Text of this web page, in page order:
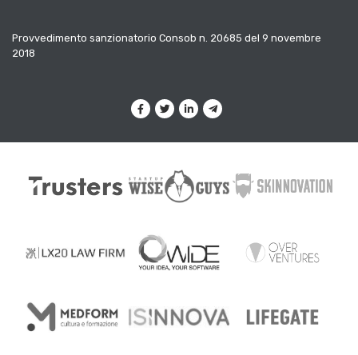
Provvedimento sanzionatorio Consob n. 20685 del 9 novembre
2018